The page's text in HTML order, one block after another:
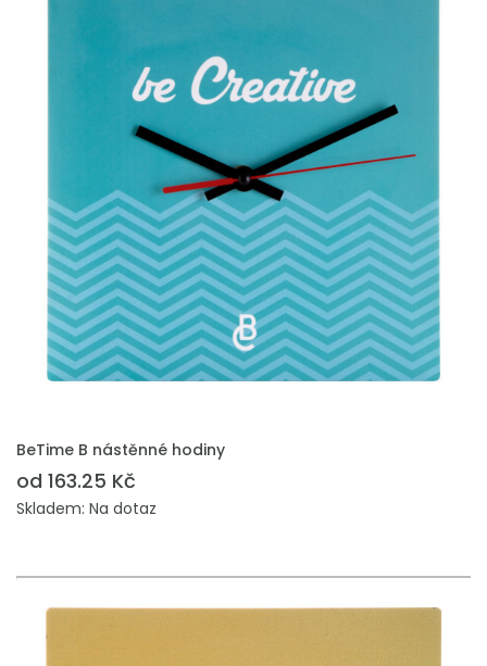
PŘIDAT DO POPTÁVKY
BeTime B nástěnné hodiny
od 163.25 Kč
Skladem: Na dotaz